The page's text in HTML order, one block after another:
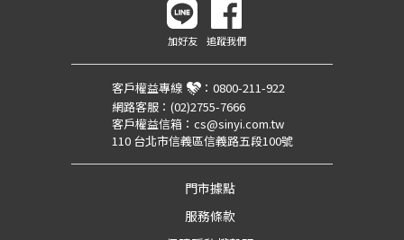
加好友 追蹤我們
客戶權益專線 ： 0800-211-922
網路客服： (02)2755-7666
客戶權益信箱： cs@sinyi.com.tw
110 台北市信義區信義路五段100號
門市據點
服務條款